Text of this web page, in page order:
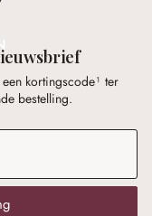
kortingscode¹ ter
bestelling.